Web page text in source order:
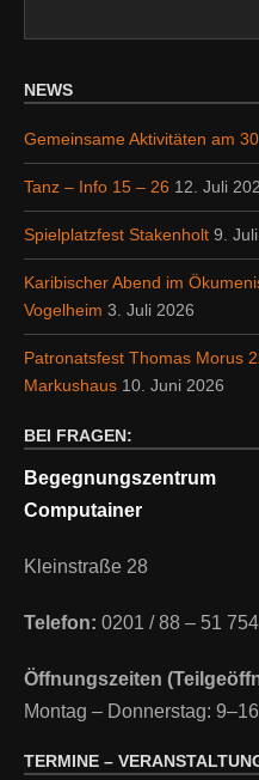
NEWS
Gemeinsame Aktivitäten am
Tanz – Info 15 – 26 12. Juli
Spielplatzfest Stakenholt 9.
Karibischer Abend im
Vogelheim 3. Juli 2026
Patronatsfest Thomas Morus
Markushaus 10. Juni 2026
BEI FRAGEN:
Begegnungszentrum
Computainer
Kleinstraße 28
Telefon: 0201 / 88 – 51 754
Öffnungszeiten
Montag – Donnerstag:
TERMINE –